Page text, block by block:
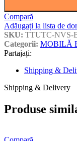
Compară
Adăugați la lista de
SKU: TTUTC-NVS-
Categorii: MOBILĂ
Partajați:
Shipping &
Shipping & Delivery
Produse